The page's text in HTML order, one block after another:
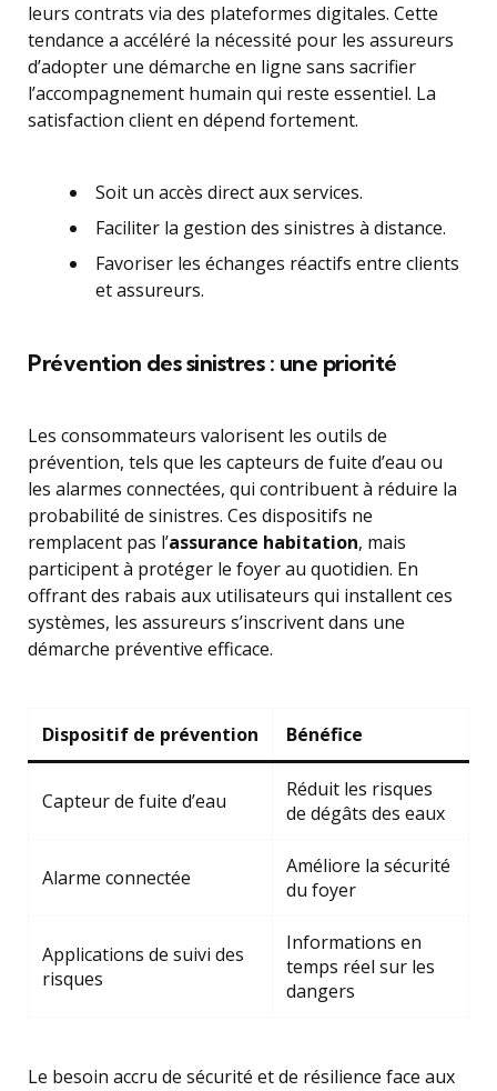
leurs contrats via des plateformes digitales. Cette
tendance a accéléré la nécessité pour les assureurs
d’adopter une démarche en ligne sans sacrifier
l’accompagnement humain qui reste essentiel. La
satisfaction client en dépend fortement.
Soit un accès direct aux services.
Faciliter la gestion des sinistres à distance.
Favoriser les échanges réactifs entre clients
et assureurs.
Prévention des sinistres : une priorité
Les consommateurs valorisent les outils de
prévention, tels que les capteurs de fuite d’eau ou
les alarmes connectées, qui contribuent à réduire la
probabilité de sinistres. Ces dispositifs ne
remplacent pas l’assurance habitation, mais
participent à protéger le foyer au quotidien. En
offrant des rabais aux utilisateurs qui installent ces
systèmes, les assureurs s’inscrivent dans une
démarche préventive efficace.
Dispositif de prévention Bénéfice
Capteur de fuite d’eau
Réduit les risques
de dégâts des eaux
Alarme connectée
Améliore la sécurité
du foyer
Applications de suivi des
risques
Informations en
temps réel sur les
dangers
Le besoin accru de sécurité et de résilience face aux